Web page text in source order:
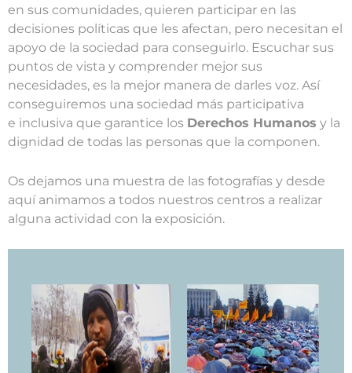
en sus comunidades, quieren participar en las
decisiones políticas que les afectan, pero necesitan el
apoyo de la sociedad para conseguirlo. Escuchar sus
puntos de vista y comprender mejor sus
necesidades, es la mejor manera de darles voz. Así
conseguiremos una sociedad más participativa
e inclusiva que garantice los Derechos Humanos y la
dignidad de todas las personas que la componen.
Os dejamos una muestra de las fotografías y desde
aquí animamos a todos nuestros centros a realizar
alguna actividad con la exposición.